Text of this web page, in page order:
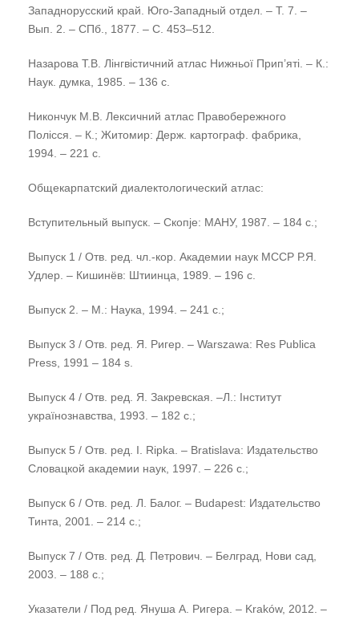
Западнорусский край. Юго-Западный отдел. – Т. 7. –
Вып. 2. – СПб., 1877. – С. 453–512.
Назарова Т.В. Лiнгвiстичний атлас Нижньоï Прип’ятi. – К.:
Наук. думка, 1985. – 136 с.
Никончук М.В. Лексичний атлас Правобережного
Полісся. – К.; Житомир: Держ. картограф. фабрика,
1994. – 221 с.
Общекарпатский диалектологический атлас:
Вступительный выпуск. – Скопjе: МАНУ, 1987. – 184 с.;
Выпуск 1 / Отв. ред. чл.-кор. Академии наук МССР Р.Я.
Удлер. – Кишинёв: Штиинца, 1989. – 196 с.
Выпуск 2. – М.: Наука, 1994. – 241 с.;
Выпуск 3 / Отв. ред. Я. Ригер. – Warszawa: Res Publica
Press, 1991 – 184 s.
Выпуск 4 / Отв. ред. Я. Закревская. –Л.: Інститут
українознавства, 1993. – 182 с.;
Выпуск 5 / Отв. ред. I. Ripka. – Bratislava: Издательство
Словацкой академии наук, 1997. – 226 с.;
Выпуск 6 / Отв. ред. Л. Балог. – Budapest: Издательство
Тинта, 2001. – 214 с.;
Выпуск 7 / Отв. ред. Д. Петрович. – Белград, Нови сад,
2003. – 188 с.;
Указатели / Под ред. Януша А. Ригера. – Kraków, 2012. –